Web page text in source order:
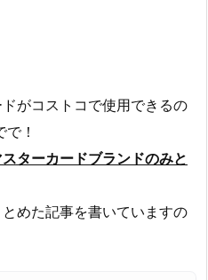
がコストコで使用できるの
！
ターカードブランドのみと
めた記事を書いていますの